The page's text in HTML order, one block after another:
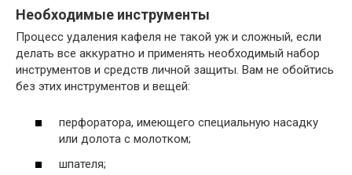
Необходимые инструменты
Процесс удаления кафеля не такой уж и сложный, если
делать все аккуратно и применять необходимый набор
инструментов и средств личной защиты. Вам не обойтись
без этих инструментов и вещей:
перфоратора, имеющего специальную насадку
или долота с молотком;
шпателя;